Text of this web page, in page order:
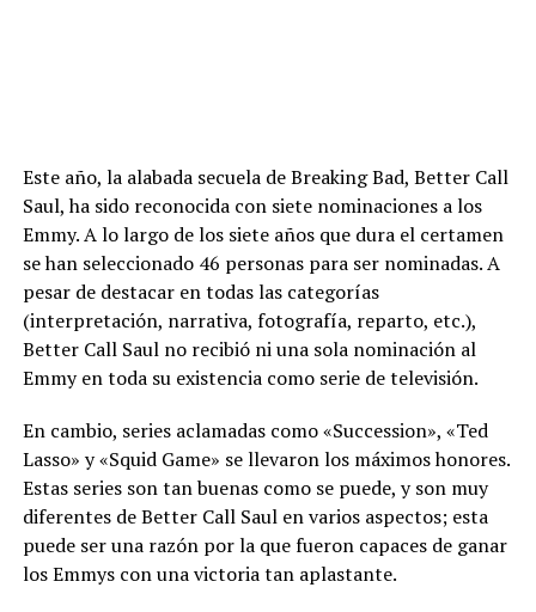
Este año, la alabada secuela de Breaking Bad, Better Call
Saul, ha sido reconocida con siete nominaciones a los
Emmy. A lo largo de los siete años que dura el certamen
se han seleccionado 46 personas para ser nominadas. A
pesar de destacar en todas las categorías
(interpretación, narrativa, fotografía, reparto, etc.),
Better Call Saul no recibió ni una sola nominación al
Emmy en toda su existencia como serie de televisión.
En cambio, series aclamadas como «Succession», «Ted
Lasso» y «Squid Game» se llevaron los máximos honores.
Estas series son tan buenas como se puede, y son muy
diferentes de Better Call Saul en varios aspectos; esta
puede ser una razón por la que fueron capaces de ganar
los Emmys con una victoria tan aplastante.